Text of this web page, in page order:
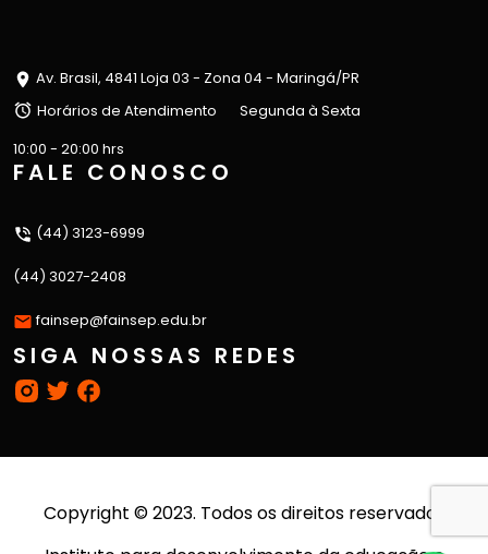
Av. Brasil, 4841 Loja 03 - Zona 04 - Maringá/PR
Horários de Atendimento
Segunda à Sexta
10:00 - 20:00 hrs
FALE CONOSCO
(44) 3123-6999
(44) 3027-2408
fainsep@fainsep.edu.br
SIGA NOSSAS REDES
Copyright © 2023. Todos os direitos reservados